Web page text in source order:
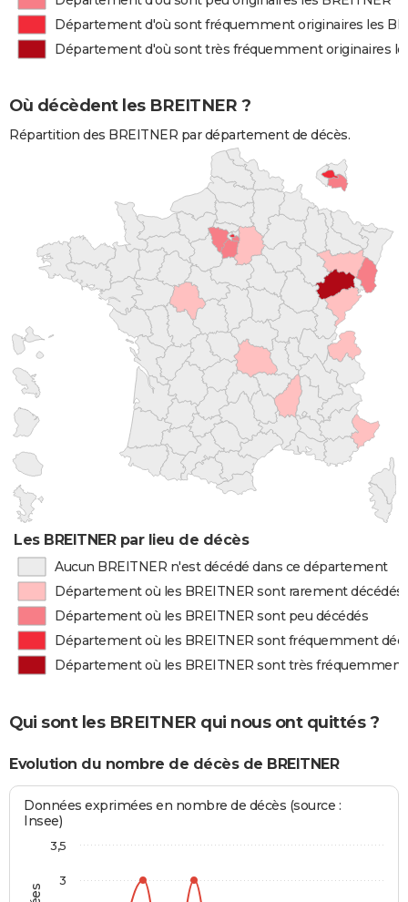
Département d'où sont fréquemment originaires les
Département d'où sont très fréquemment originaires
Où décèdent les BREITNER ?
Répartition des BREITNER par département de décès.
Les BREITNER par lieu de décès
Aucun BREITNER n'est décédé dans ce département
Département où les BREITNER sont rarement décédés
Département où les BREITNER sont peu décédés
Département où les BREITNER sont fréquemment
Département où les BREITNER sont très fréquemment
Qui sont les BREITNER qui nous ont quittés ?
Evolution du nombre de décès de BREITNER
Données exprimées en nombre de décès (source :
Insee)
3
3,5